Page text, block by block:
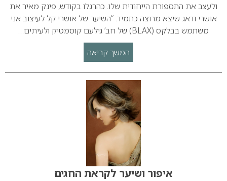
ולעצב את התספורת הייחודית שלו. כהרגלו בקודש, פינק מאיר את
אושרי ודאג שיצא מרוצה כתמיד. “השיער של אושרי קל לעיצוב אני
משתמש בבלקס (BLAX) של חב’ גילעם קוסמטיק ולעיתים…
המשך קריאה
איפור ושיער לקראת החגים